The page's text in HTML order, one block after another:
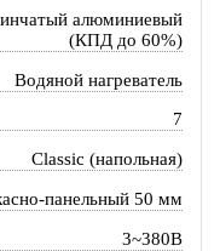
алюминиевый
(КПД до 60%)
Водяной нагреватель
7
Classic (напольная)
панельный 50 мм
3~380В